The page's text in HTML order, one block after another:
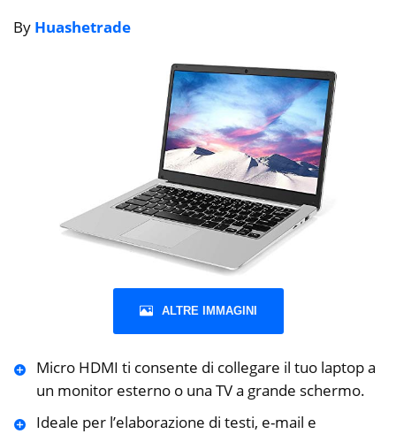
By Huashetrade
ALTRE IMMAGINI
Micro HDMI ti consente di collegare il tuo laptop a
un monitor esterno o una TV a grande schermo.
Ideale per l’elaborazione di testi, e-mail e